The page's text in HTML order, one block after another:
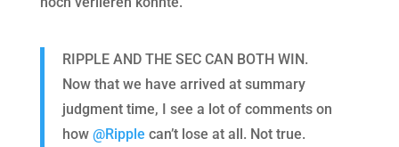
RIPPLE AND THE SEC CAN BOTH WIN.
Now that we have arrived at summary
judgment time, I see a lot of comments on
how @Ripple can’t lose at all. Not true.